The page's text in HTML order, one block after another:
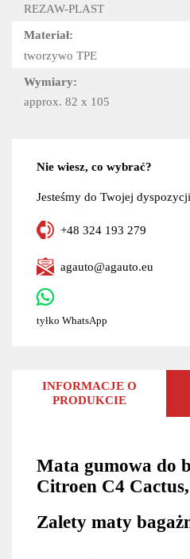
REZAW-PLAST
Materiał:
tworzywo TPE
Wymiary:
approx. 82 x 105
Nie wiesz, co wybrać?
Jesteśmy do Twojej
+48 324 193 279
agauto@agauto.eu
tyłko WhatsApp
INFORMACJE O
PRODUKCIE
Mata gumowa do
Citroen C4
Zalety maty